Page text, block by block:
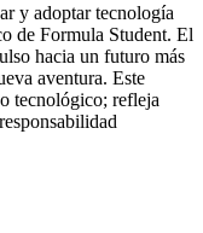
y adoptar tecnología
de Formula Student. El
hacia un futuro más
aventura. Este
tecnológico; refleja